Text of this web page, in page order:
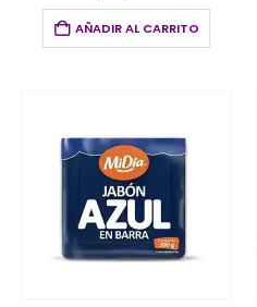
AÑADIR AL CARRITO